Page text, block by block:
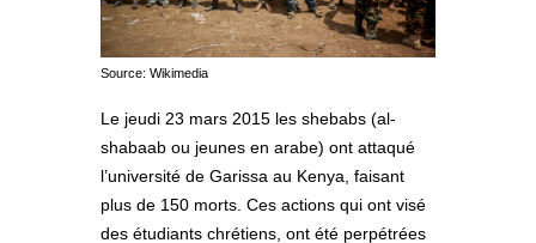
Source: Wikimedia
Le jeudi 23 mars 2015 les shebabs (al-
shabaab ou jeunes en arabe) ont attaqué
l’université de Garissa au Kenya, faisant
plus de 150 morts. Ces actions qui ont visé
des étudiants chrétiens, ont été perpétrées